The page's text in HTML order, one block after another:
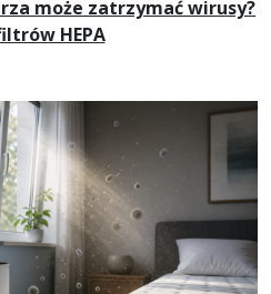
może zatrzymać wirusy?
HEPA